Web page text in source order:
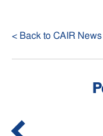
< Back to CAIR News